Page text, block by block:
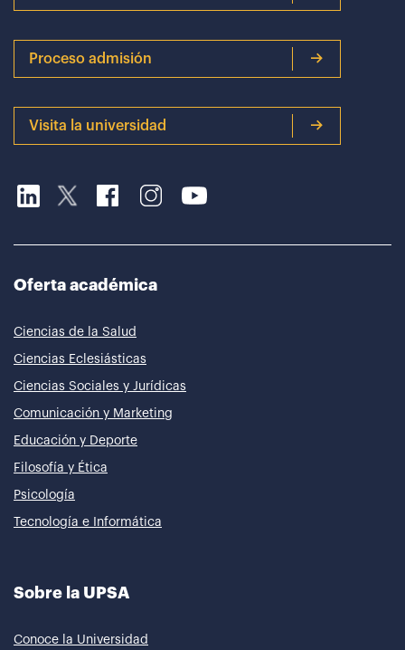
Proceso admisión
Visita la universidad
Oferta académica
Ciencias de la Salud
Ciencias Eclesiásticas
Ciencias Sociales y Jurídicas
Comunicación y Marketing
Educación y Deporte
Filosofía y Ética
Psicología
Tecnología e Informática
Sobre la UPSA
Conoce la Universidad